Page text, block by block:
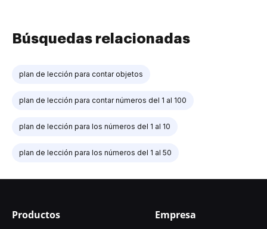
Búsquedas relacionadas
plan de lección para contar objetos
plan de lección para contar números del 1 al 100
plan de lección para los números del 1 al 10
plan de lección para los números del 1 al 50
Productos Empresa